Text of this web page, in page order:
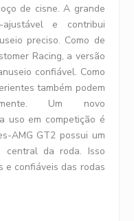
de cisne. A grande
e contribui
preciso. Como de
Racing, a versão
confiável. Como
também podem
Um novo
uso em competição é
AMG GT2 possui um
central da roda. Isso
e confiáveis das rodas